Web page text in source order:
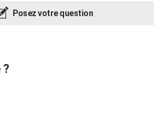
Posez votre question
?